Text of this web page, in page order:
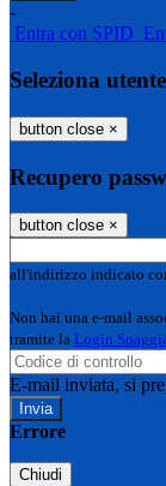
-
Entra con SPID
Seleziona utente
button close ×
Recupero
button close ×
all'indirizzo indicato
Non hai una e-mail
tramite la Login
E-mail inviata, si
Errore
Chiudi